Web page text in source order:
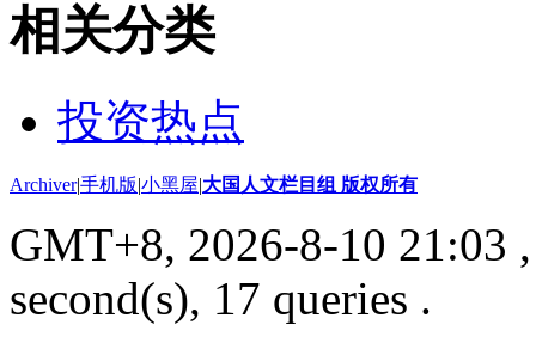
相关分类
投资热点
Archiver|手机版|小黑屋|大国人文栏目组 版权所有
GMT+8, 2026-8-10 21:03
second(s), 17 queries .